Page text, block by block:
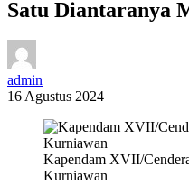
Satu Diantaranya
admin
16 Agustus 2024
Kapendam XVII/
Kurniawan